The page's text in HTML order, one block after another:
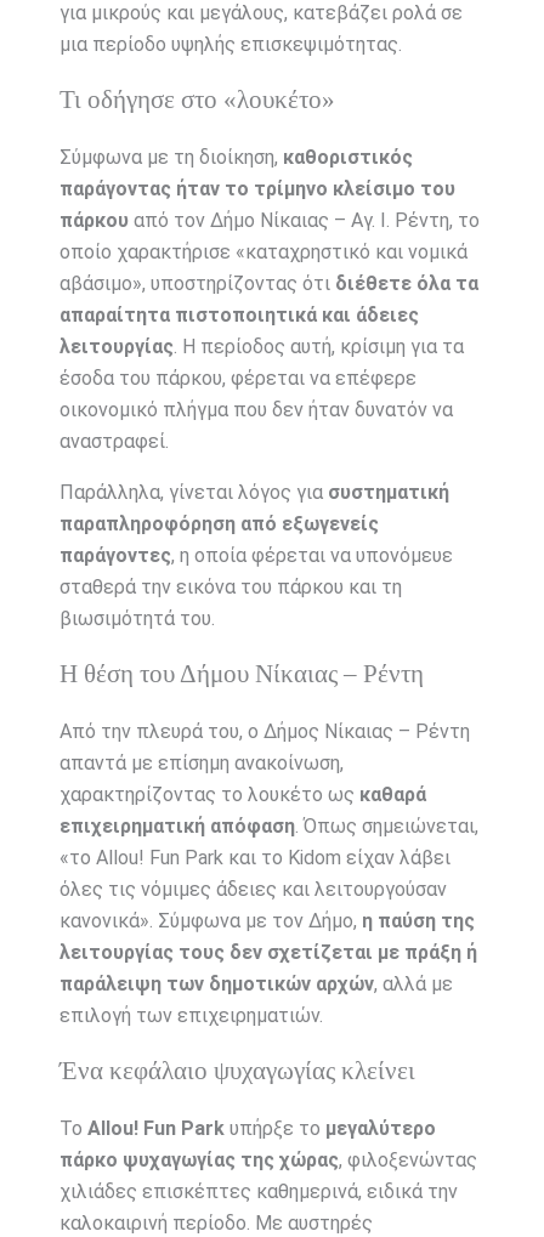
για μικρούς και μεγάλους, κατεβάζει ρολά σε
μια περίοδο υψηλής επισκεψιμότητας.
Τι οδήγησε στο «λουκέτο»
Σύμφωνα με τη διοίκηση, καθοριστικός
παράγοντας ήταν το τρίμηνο κλείσιμο του
πάρκουαπό τον Δήμο Νίκαιας – Αγ. Ι. Ρέντη, το
οποίο χαρακτήρισε «καταχρηστικό και νομικά
αβάσιμο», υποστηρίζοντας ότι διέθετε όλα τα
απαραίτητα πιστοποιητικά και άδειες
λειτουργίας. Η περίοδος αυτή, κρίσιμη για τα
έσοδα του πάρκου, φέρεται να επέφερε
οικονομικό πλήγμα που δεν ήταν δυνατόν να
αναστραφεί.
Παράλληλα, γίνεται λόγος για συστηματική
παραπληροφόρηση από εξωγενείς
παράγοντες, η οποία φέρεται να υπονόμευε
σταθερά την εικόνα του πάρκου και τη
βιωσιμότητά του.
Η θέση του Δήμου Νίκαιας – Ρέντη
Από την πλευρά του, ο Δήμος Νίκαιας – Ρέντη
απαντά με επίσημη ανακοίνωση,
χαρακτηρίζοντας το λουκέτο ως καθαρά
επιχειρηματική απόφαση. Όπως σημειώνεται,
«το Allou! Fun Park και το Kidom είχαν λάβει
όλες τις νόμιμες άδειες και λειτουργούσαν
κανονικά». Σύμφωνα με τον Δήμο, η παύση της
λειτουργίας τους δεν σχετίζεται με πράξη ή
παράλειψη των δημοτικών αρχών, αλλά με
επιλογή των επιχειρηματιών.
Ένα κεφάλαιο ψυχαγωγίας κλείνει
Το Allou! Fun Parkυπήρξε το μεγαλύτερο
πάρκο ψυχαγωγίας της χώρας, φιλοξενώντας
χιλιάδες επισκέπτες καθημερινά, ειδικά την
καλοκαιρινή περίοδο. Με αυστηρές